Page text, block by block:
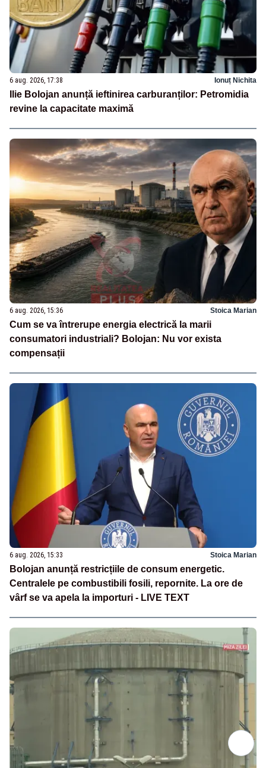
6 aug. 2026, 17:38 Ionuț Nichita
Ilie Bolojan anunță ieftinirea carburanților: Petromidia
revine la capacitate maximă
6 aug. 2026, 15:36 Stoica Marian
Cum se va întrerupe energia electrică la marii
consumatori industriali? Bolojan: Nu vor exista
compensații
6 aug. 2026, 15:33 Stoica Marian
Bolojan anunță restricțiile de consum energetic.
Centralele pe combustibili fosili, repornite. La ore de
vârf se va apela la importuri - LIVE TEXT